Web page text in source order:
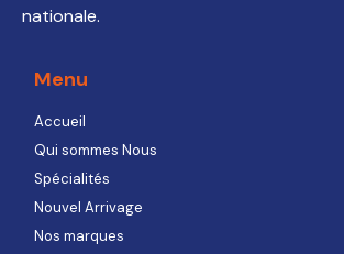
nationale.
Menu
Accueil
Qui sommes Nous
Spécialités
Nouvel Arrivage
Nos marques